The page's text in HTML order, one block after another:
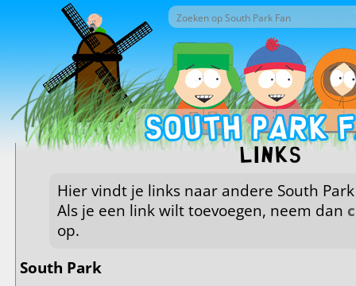
Overslaan en naar de inhoud gaan
Zoekveld
Zoek door deze site
Links
Hier vindt je links naar andere South
Als je een link wilt toevoegen, neem dan
op.
South Park